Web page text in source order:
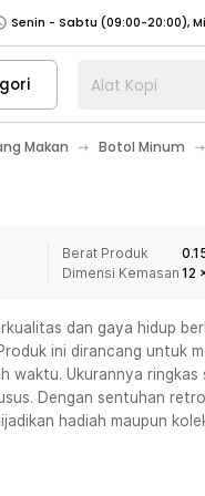
Senin - Jumat (07:00 -
- Jumat (08:00 - 20:00),
- Jumat (08:00 - 20:00),
Senin - Sabtu (09:00-20:00),
Senin - Sabtu (09:00-20:00),
Senin - Jumat (07:00 -
- Jumat (08:00 - 20:00),
- Jumat (08:00 - 20:00),
Alat Kopi
Makan Botol Minum
Berat Produk
Dimensi Kemasan 12
dan gaya hidup
ini dirancang untuk
waktu. Ukurannya
Dengan sentuhan
hadiah maupun